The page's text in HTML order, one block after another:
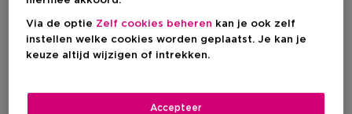
Via de optie Zelf cookies beheren kan je ook zelf
instellen welke cookies worden geplaatst. Je kan je
keuze altijd wijzigen of intrekken.
Accepteer